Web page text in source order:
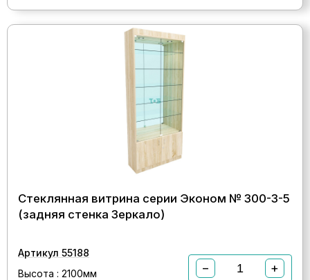
Стеклянная витрина серии Эконом № 300-3-5
(задняя стенка Зеркало)
Артикул 55188
Высота : 2100мм
− +